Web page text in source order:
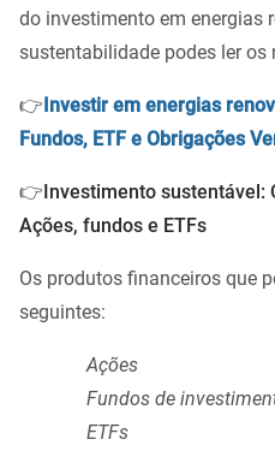
do investimento em energias
sustentabilidade podes ler os
👉 Investir em energias
Fundos, ETF e Obrigações
👉 Investimento sustentável:
Ações, fundos e ETFs
Os produtos financeiros que
seguintes:
Ações
Fundos de
ETFs